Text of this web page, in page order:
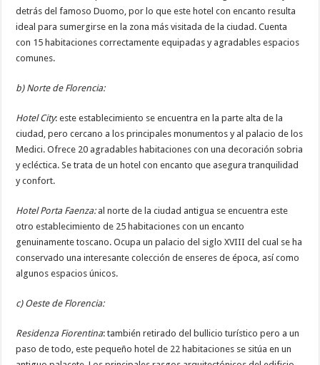
detrás del famoso Duomo, por lo que este hotel con encanto resulta
ideal para sumergirse en la zona más visitada de la ciudad. Cuenta
con 15 habitaciones correctamente equipadas y agradables espacios
comunes.
b) Norte de Florencia:
Hotel City: este establecimiento se encuentra en la parte alta de la
ciudad, pero cercano a los principales monumentos y al palacio de los
Medici. Ofrece 20 agradables habitaciones con una decoración sobria
y ecléctica. Se trata de un hotel con encanto que asegura tranquilidad
y confort.
Hotel Porta Faenza:al norte de la ciudad antigua se encuentra este
otro establecimiento de 25 habitaciones con un encanto
genuinamente toscano. Ocupa un palacio del siglo XVIII del cual se ha
conservado una interesante colección de enseres de época, así como
algunos espacios únicos.
c) Oeste de Florencia:
Residenza Fiorentina: también retirado del bullicio turístico pero a un
paso de todo, este pequeño hotel de 22 habitaciones se sitúa en un